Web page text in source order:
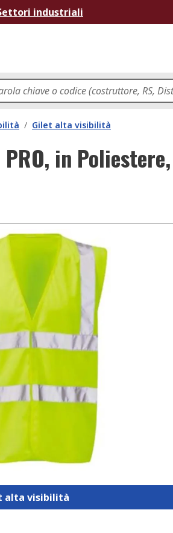
industriali
/ Gilet alta visibilità
in
alta visibilità